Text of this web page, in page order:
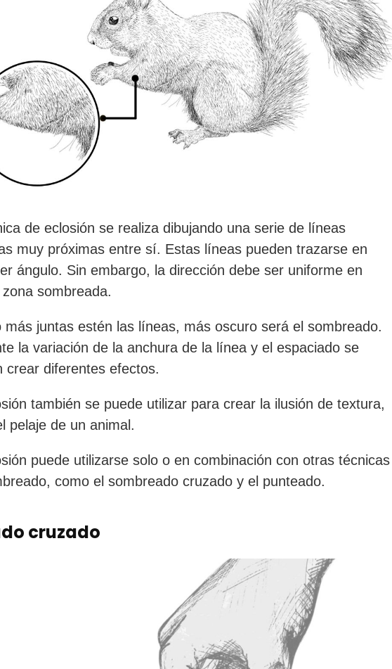
de eclosión se realiza dibujando una serie de líneas
muy próximas entre sí. Estas líneas pueden trazarse en
ángulo. Sin embargo, la dirección debe ser uniforme en
sombreada.
más juntas estén las líneas, más oscuro será el sombreado.
la variación de la anchura de la línea y el espaciado se
crear diferentes efectos.
también se puede utilizar para crear la ilusión de textura,
pelaje de un animal.
puede utilizarse solo o en combinación con otras técnicas
como el sombreado cruzado y el punteado.
cruzado